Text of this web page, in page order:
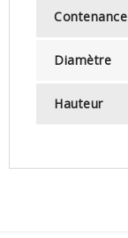
Contenance
Diamètre
Hauteur